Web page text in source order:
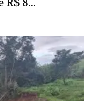
8...